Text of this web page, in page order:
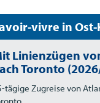
vivre in
Linienzügen
Toronto
tägige Zugreise von